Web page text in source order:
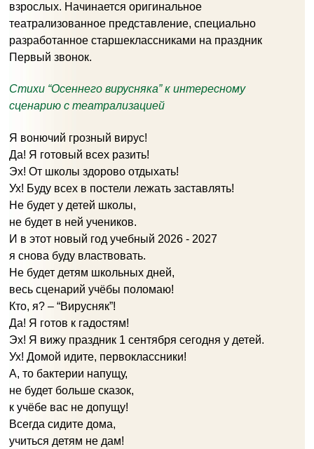
взрослых. Начинается оригинальное
театрализованное представление, специально
разработанное старшеклассниками на праздник
Первый звонок.
Стихи “Осеннего вирусняка” к интересному
сценарию с театрализацией
Я вонючий грозный вирус!
Да! Я готовый всех разить!
Эх! От школы здорово отдыхать!
Ух! Буду всех в постели лежать заставлять!
Не будет у детей школы,
не будет в ней учеников.
И в этот новый год учебный 2026 - 2027
я снова буду властвовать.
Не будет детям школьных дней,
весь сценарий учёбы поломаю!
Кто, я? – “Вирусняк”!
Да! Я готов к гадостям!
Эх! Я вижу праздник 1 сентября сегодня у детей.
Ух! Домой идите, первоклассники!
А, то бактерии напущу,
не будет больше сказок,
к учёбе вас не допущу!
Всегда сидите дома,
учиться детям не дам!